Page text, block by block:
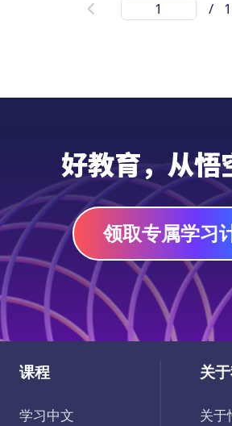
《2024 疯狂万圣节数学特刊
力。这份免费的学习资料还包
节吧！
/ 1
好教育，从悟
领取专属学习
课程
学习中文
关
关于